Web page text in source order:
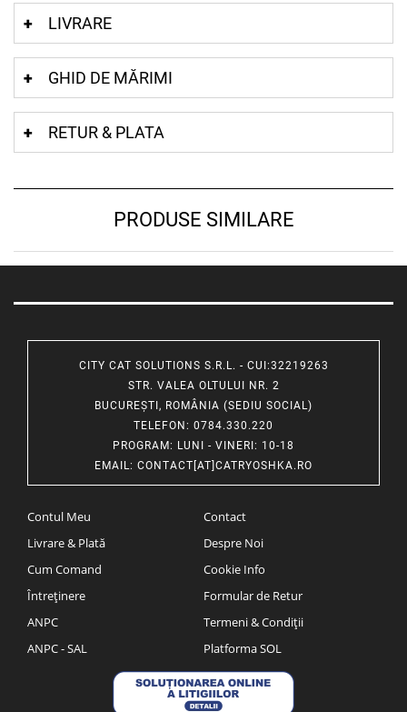
LIVRARE
GHID DE MĂRIMI
RETUR & PLATA
PRODUSE SIMILARE
CITY CAT SOLUTIONS S.R.L. - CUI:32219263
STR. VALEA OLTULUI NR. 2
BUCUREȘTI, ROMÂNIA (SEDIU SOCIAL)
TELEFON : 0784.330.220
PROGRAM: LUNI - VINERI: 10-18
EMAIL: CONTACT[AT]CATRYOSHKA.RO
Contul Meu
Livrare & Plată
Cum Comand
Întreținere
ANPC
ANPC - SAL
Contact
Despre Noi
Cookie Info
Formular de Retur
Termeni & Condiții
Platforma SOL